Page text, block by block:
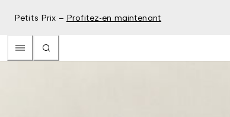
Petits Prix – Profitez-en maintenant